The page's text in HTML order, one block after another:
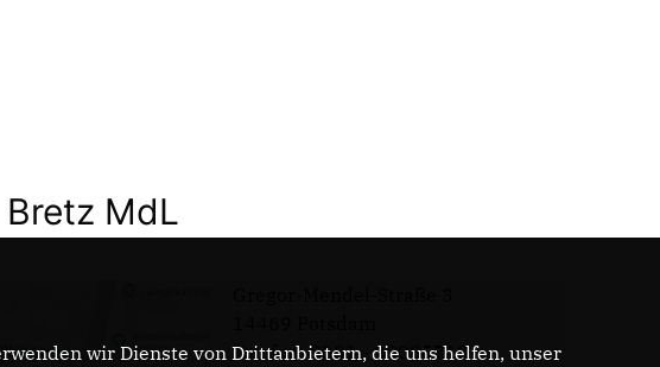
MdL
Telefon: 0331 - 20085713
wir Dienste von Drittanbietern, die uns helfen, unser